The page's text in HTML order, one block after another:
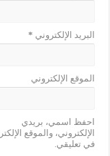
البريد الإلكتروني *
الموقع الإلكتروني
احفظ اسمي، بريدي
الإلكتروني، والموقع
في تعليقي.